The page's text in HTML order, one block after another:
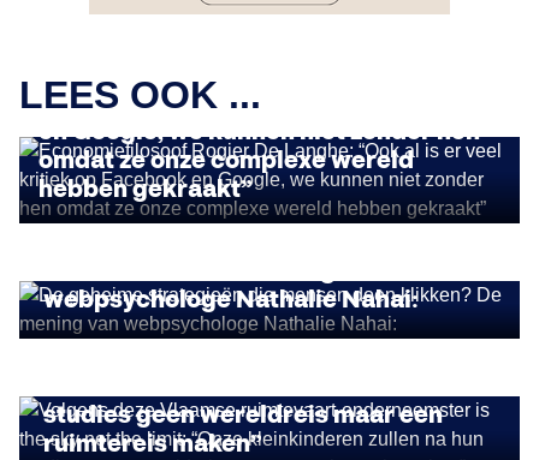
LEES OOK ...
“Ook al is er veel kritiek op Facebook
en Google, we kunnen niet zonder hen
omdat ze onze complexe wereld
hebben gekraakt”
INSIGHTS
webpsychologe Nathalie Nahai:
INSIGHTS
Volgens deze Vlaamse ruimtevaart-
studies geen wereldreis maar een
ruimtereis maken”